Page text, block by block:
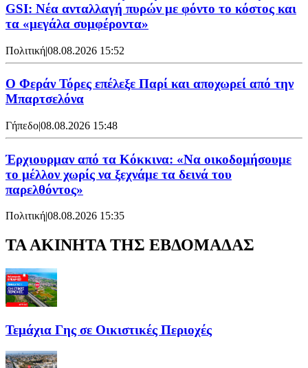
GSI: Νέα ανταλλαγή πυρών με φόντο το κόστος και
τα «μεγάλα συμφέροντα»
Πολιτική|08.08.2026 15:52
Ο Φεράν Τόρες επέλεξε Παρί και αποχωρεί από την
Μπαρτσελόνα
Γήπεδο|08.08.2026 15:48
Έρχιουρμαν από τα Κόκκινα: «Να οικοδομήσουμε
το μέλλον χωρίς να ξεχνάμε τα δεινά του
παρελθόντος»
Πολιτική|08.08.2026 15:35
ΤΑ ΑΚΙΝΗΤΑ ΤΗΣ ΕΒΔΟΜΑΔΑΣ
Τεμάχια Γης σε Οικιστικές Περιοχές